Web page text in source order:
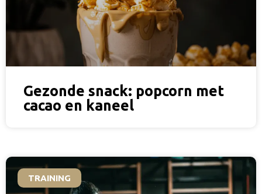
Gezonde snack: popcorn met
cacao en kaneel
TRAINING